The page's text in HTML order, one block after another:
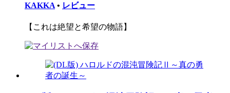
KAKKA • レビュー
【これは絶望と希望の物語】